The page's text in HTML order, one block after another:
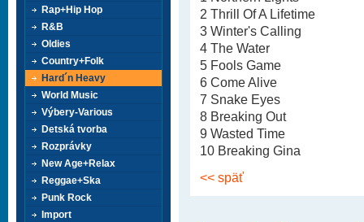
2 Thrill Of A Lifetime
3 Winter's Calling
4 The Water
5 Fools Game
6 Come Alive
7 Snake Eyes
8 Breaking Out
9 Wasted Time
10 Breaking Gina
<< späť
Rap+Hip Hop
R&B
Oldies
Country+Folk
Hard´n Heavy
World Music
Výbery-Various
Detská tvorba
Rozprávky
New Age+Relax
Reggae+Ska
Punk Rock
Import